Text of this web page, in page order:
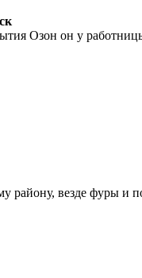
Озон он у
везде фуры и